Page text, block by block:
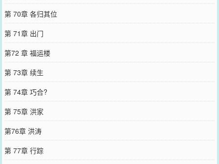
第 70章 各归其位
第 71章 出门
第72 章 福运楼
第 73章 续生
第 74章 巧合?
第 75章 洪家
第76章 洪涛
第 77章 行踪